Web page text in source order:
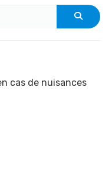
cas de nuisances